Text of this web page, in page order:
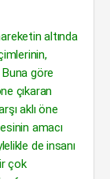
altında
Buna göre
çıkaran
aklı öne
amacı
de insanı
çok